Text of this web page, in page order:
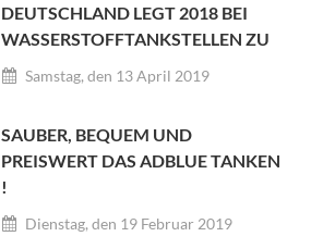
DEUTSCHLAND LEGT 2018 BEI
WASSERSTOFFTANKSTELLEN ZU
Samstag, den 13 April 2019
SAUBER, BEQUEM UND
PREISWERT DAS ADBLUE TANKEN
!
Dienstag, den 19 Februar 2019